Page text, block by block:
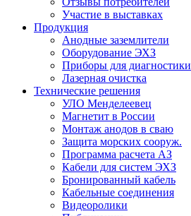
Участие в выставках
Продукция
Анодные заземлители
Оборудование ЭХЗ
Приборы для диагностики
Лазерная очистка
Технические решения
УЛО Менделеевец
Магнетит в России
Монтаж анодов в сваю
Защита морских сооруж.
Программа расчета АЗ
Кабели для систем ЭХЗ
Бронированный кабель
Кабельные соединения
Видеоролики